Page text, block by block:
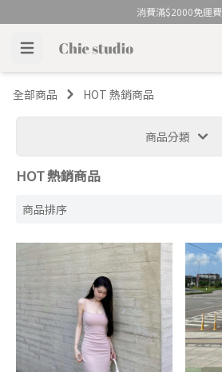
消費滿$2000免運費
全部商品 HOT 熱銷商品
商品分類
HOT 熱銷商品